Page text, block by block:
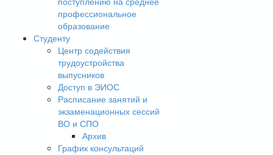
профессиональное
образование
Студенту
Центр содействия
трудоустройства
выпусников
Доступ в ЭИОС
Расписание занятий и
экзаменационных сессий
ВО и СПО
Архив
График консультаций